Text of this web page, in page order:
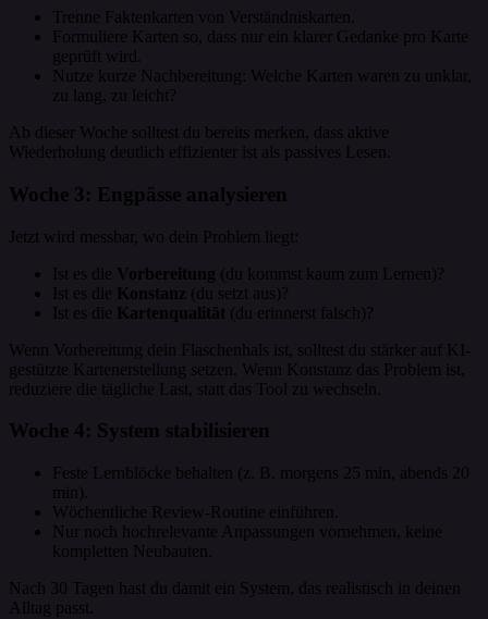
Trenne Faktenkarten von Verständniskarten.
Formuliere Karten so, dass nur ein klarer Gedanke pro Karte
geprüft wird.
Nutze kurze Nachbereitung: Welche Karten waren zu unklar,
zu lang, zu leicht?
Ab dieser Woche solltest du bereits merken, dass aktive
Wiederholung deutlich effizienter ist als passives Lesen.
Woche 3: Engpässe analysieren
Jetzt wird messbar, wo dein Problem liegt:
Ist es die Vorbereitung (du kommst kaum zum Lernen)?
Ist es die Konstanz (du setzt aus)?
Ist es die Kartenqualität (du erinnerst falsch)?
Wenn Vorbereitung dein Flaschenhals ist, solltest du stärker auf KI-
gestützte Kartenerstellung setzen. Wenn Konstanz das Problem ist,
reduziere die tägliche Last, statt das Tool zu wechseln.
Woche 4: System stabilisieren
Feste Lernblöcke behalten (z. B. morgens 25 min, abends 20
min).
Wöchentliche Review-Routine einführen.
Nur noch hochrelevante Anpassungen vornehmen, keine
kompletten Neubauten.
Nach 30 Tagen hast du damit ein System, das realistisch in deinen
Alltag passt.